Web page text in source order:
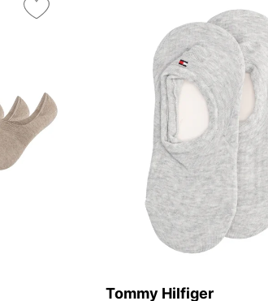
Tommy Hilfiger